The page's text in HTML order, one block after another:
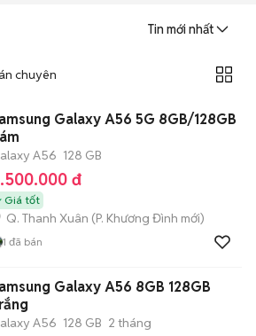
giao dịch nhanh chóng khi đạt được
Tin mới nhất
chuyên
Galaxy A56 5G 8GB/128GB
A56 128 GB
đ
Giá tốt
Q. Thanh Xuân (P. Khương Đình mới)
1 đã bán
Galaxy A56 8GB 128GB
A56 128 GB 2 tháng